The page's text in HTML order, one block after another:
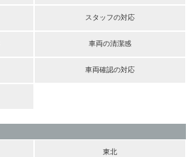
スタッフの対応
車両の清潔感
車両確認の対応
東北